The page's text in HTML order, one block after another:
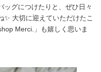
ッグにつけたりと、ぜひ日々
大切に迎えていただけたこ
Merci.」も嬉しく思いま